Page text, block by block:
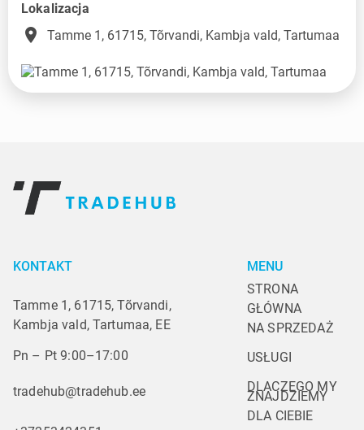
Lokalizacja
place Tamme 1, 61715, Tõrvandi, Kambja vald, Tartumaa
KONTAKT
Tamme 1, 61715, Tõrvandi,
Kambja vald, Tartumaa, EE
Pn – Pt 9:00–17:00
tradehub@tradehub.ee
MENU
STRONA
GŁÓWNA
NA SPRZEDAŻ
USŁUGI
DLACZEGO MY
ZNAJDZIEMY
DLA CIEBIE